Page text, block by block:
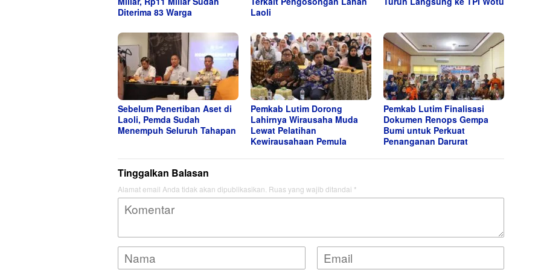
Diterima 83 Warga
Laoli
Sebelum Penertiban Aset di
Laoli, Pemda Sudah
Menempuh Seluruh Tahapan
Pemkab Lutim Dorong
Lahirnya Wirausaha Muda
Lewat Pelatihan
Kewirausahaan Pemula
Pemkab Lutim Finalisasi
Dokumen Renops Gempa
Bumi untuk Perkuat
Penanganan Darurat
Tinggalkan Balasan
Alamat email Anda tidak akan dipublikasikan. Ruas yang wajib ditandai *